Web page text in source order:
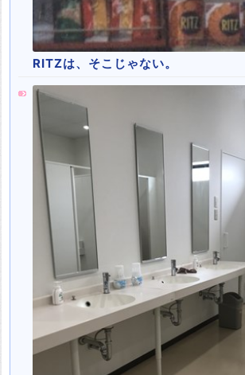
RITZは、そこじゃない。